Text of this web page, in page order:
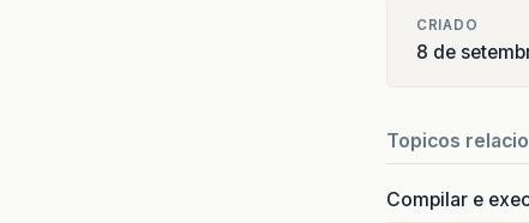
CRIADO
8 de
Topicos
Compilar e